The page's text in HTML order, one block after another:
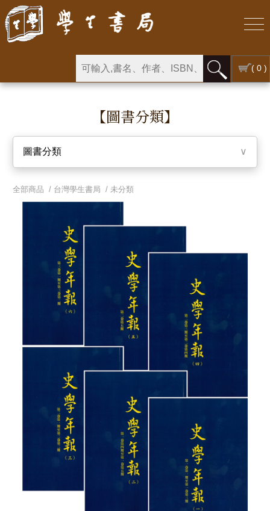
( 0 )
【圖書分類】
圖書分類 ∨
全部商品 / 台灣學生書局 / 未分類